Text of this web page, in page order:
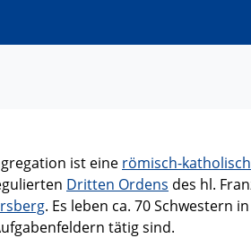
ist eine römisch-
Dritten Ordens des hl.
. Es leben ca. 70 Schwestern
tätig sind.